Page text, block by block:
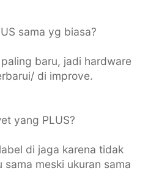
sama yg biasa?
baru, jadi hardware
di improve.
yang PLUS?
di jaga karena tidak
meski ukuran sama